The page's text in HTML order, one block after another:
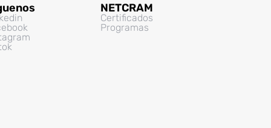
NETCRAM
Certificados
Programas